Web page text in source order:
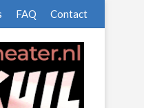
FAQ Contact